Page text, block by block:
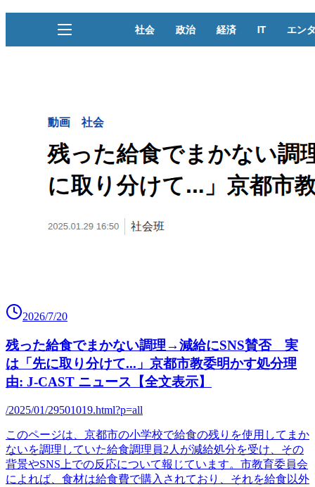
2026/7/20
残った給食でまかない調理→減給にSNS賛否 実
は「先に取り分けて...」京都市教委明かす処分理
由: J-CAST ニュース【全文表示】
/2025/01/29501019.html?p=all
このページは、京都市の小学校で給食の残りを使用してまか
ないを調理していた給食調理員2人が減給処分を受け、その
背景やSNS上での反応について報じています。市教育委員会
によれば、食材は給食費で購入されており、それを給食以外